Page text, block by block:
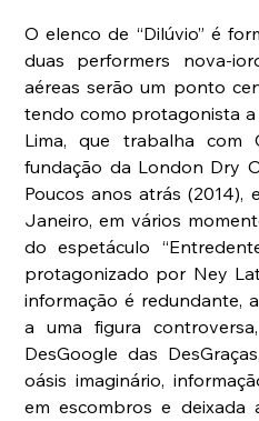
O elenco de “Dilúvio” é
duas performers nova-
aéreas serão um ponto
tendo como protagonista
Lima, que trabalha com
fundação da London Dry
Poucos anos atrás (2014),
Janeiro, em vários
do espetáculo
protagonizado por Ney
informação é redundante,
a uma figura
DesGoogle das
oásis imaginário,
em escombros e deixada